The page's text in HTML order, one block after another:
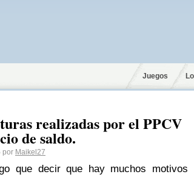
Juegos
realizadas por el PPCV
de saldo.
por Maikel27
que decir que hay muchos motivos